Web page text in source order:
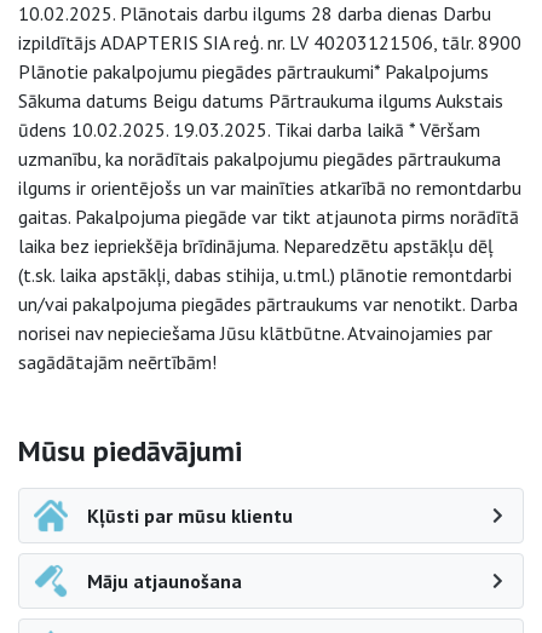
10.02.2025. Plānotais darbu ilgums 28 darba dienas Darbu
izpildītājs ADAPTERIS SIA reģ. nr. LV 40203121506, tālr. 8900
Plānotie pakalpojumu piegādes pārtraukumi* Pakalpojums
Sākuma datums Beigu datums Pārtraukuma ilgums Aukstais
ūdens 10.02.2025. 19.03.2025. Tikai darba laikā * Vēršam
uzmanību, ka norādītais pakalpojumu piegādes pārtraukuma
ilgums ir orientējošs un var mainīties atkarībā no remontdarbu
gaitas. Pakalpojuma piegāde var tikt atjaunota pirms norādītā
laika bez iepriekšēja brīdinājuma. Neparedzētu apstākļu dēļ
(t.sk. laika apstākļi, dabas stihija, u.tml.) plānotie remontdarbi
un/vai pakalpojuma piegādes pārtraukums var nenotikt. Darba
norisei nav nepieciešama Jūsu klātbūtne. Atvainojamies par
sagādātajām neērtībām!
Sāna navigācija
Mūsu piedāvājumi
Kļūsti par mūsu klientu
Māju atjaunošana